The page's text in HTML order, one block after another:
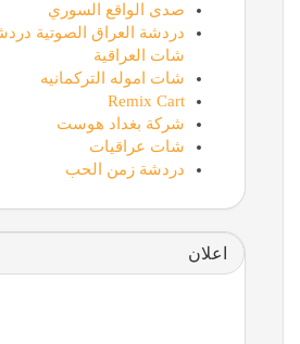
صدى الواقع السوري
دردشة العراق الصوتية
شات العراقية
شات اموله التركمانيه
Remix Cart
شركة بغداد هوست
شات عراقيات
دردشة زمن الحب
اعلان